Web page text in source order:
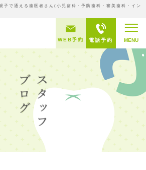
子で通える歯医者さん(小児歯科・予防歯科・審美歯科・イン
MENU
電話予約
WEB予約